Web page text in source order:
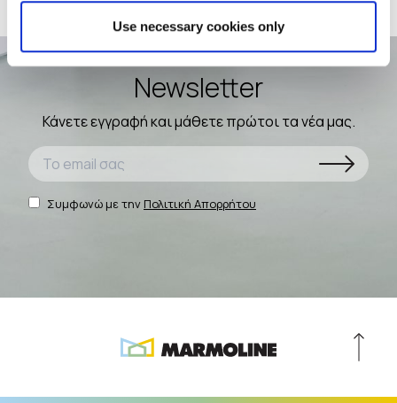
Use necessary cookies only
Διαβάστε όλα τα νέα μας
Newsletter
Κάνετε εγγραφή και μάθετε πρώτοι τα νέα μας.
Συμφωνώ με την Πολιτική Απορρήτου